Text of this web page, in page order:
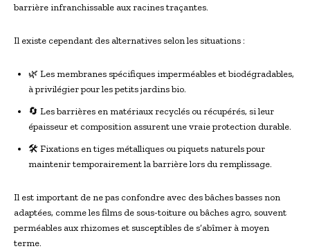
barrière infranchissable aux racines traçantes.
Il existe cependant des alternatives selon les situations :
🌿 Les membranes spécifiques imperméables et biodégradables,
à privilégier pour les petits jardins bio.
🔄 Les barrières en matériaux recyclés ou récupérés, si leur
épaisseur et composition assurent une vraie protection durable.
🛠️ Fixations en tiges métalliques ou piquets naturels pour
maintenir temporairement la barrière lors du remplissage.
Il est important de ne pas confondre avec des bâches basses non
adaptées, comme les films de sous-toiture ou bâches agro, souvent
perméables aux rhizomes et susceptibles de s’abîmer à moyen
terme.